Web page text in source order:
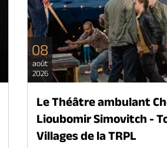
08
août
2026
Le Théâtre ambulant
Lioubomir Simovitch -
Villages de la TRPL